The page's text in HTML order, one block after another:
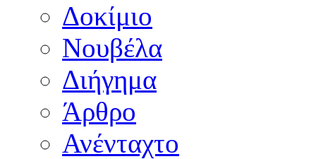
Δοκίμιο
Νουβέλα
Διήγημα
Άρθρο
Ανένταχτο